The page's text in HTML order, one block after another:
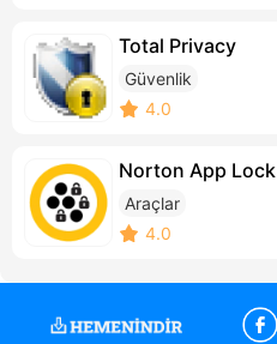
Total Privacy
Güvenlik
4.0
Norton App Lock
Araçlar
4.0